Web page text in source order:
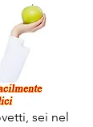
sei nel